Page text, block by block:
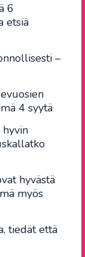
6
etsiä
–
4 syytä
hyvin
hyvästä
myös
tiedät että